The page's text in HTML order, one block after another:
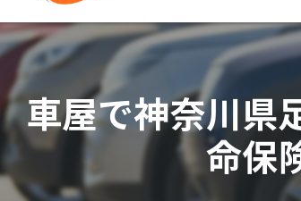
車屋で神奈川県
命保